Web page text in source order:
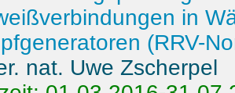
in
(RRV-
nat. Uwe Zscherpel